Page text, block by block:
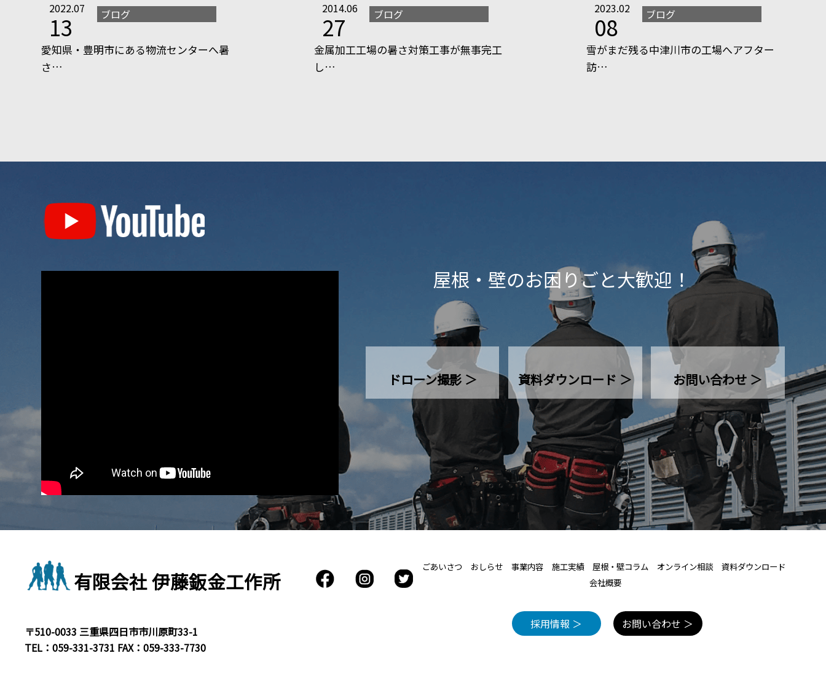
2022.07
13 ブログ
愛知県・豊明市にある物流センターへ暑
さ…
2014.06
27 ブログ
金属加工工場の暑さ対策工事が無事完工
し…
2023.02
08 ブログ
雪がまだ残る中津川市の工場へアフター
訪…
屋根・壁のお困りごと大歓迎！
ドローン撮影 ＞ 資料ダウンロード ＞ お問い合わせ ＞
有限会社 伊藤鈑金工作所
〒510-0033 三重県四日市市川原町33-1
TEL：059-331-3731 FAX：059-333-7730
ごあいさつ おしらせ 事業内容 施工実績 屋根・壁コラム オンライン相談
資料ダウンロード
会社概要
採用情報 ＞ お問い合わせ ＞